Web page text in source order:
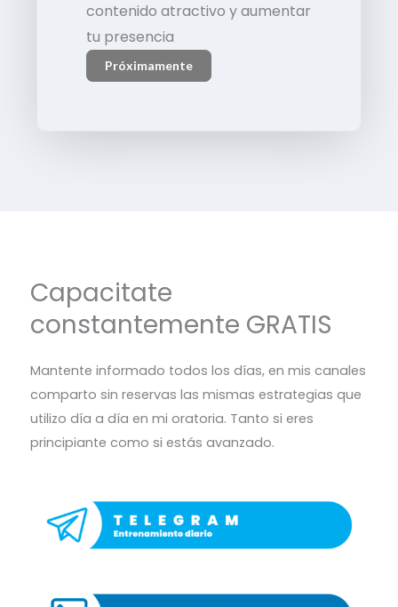
contenido atractivo y aumentar
tu presencia
Próximamente
Capacitate
constantemente GRATIS
Mantente informado todos los días, en mis canales
comparto sin reservas las mismas estrategias que
utilizo día a día en mi oratoria. Tanto si eres
principiante como si estás avanzado.